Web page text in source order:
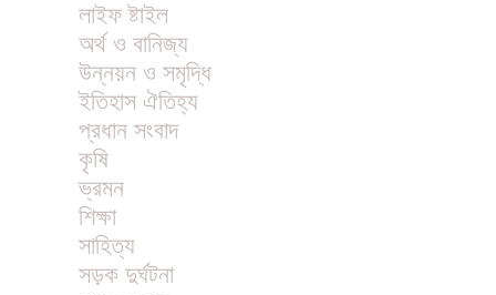
লাইফ ষ্টাইল
অর্থ ও বানিজ্য
উন্নয়ন ও সমৃদ্ধি
ইতিহাস ঐতিহ্য
প্রধান সংবাদ
কৃষি
ভ্রমন
শিক্ষা
সাহিত্য
সড়ক দুর্ঘটনা